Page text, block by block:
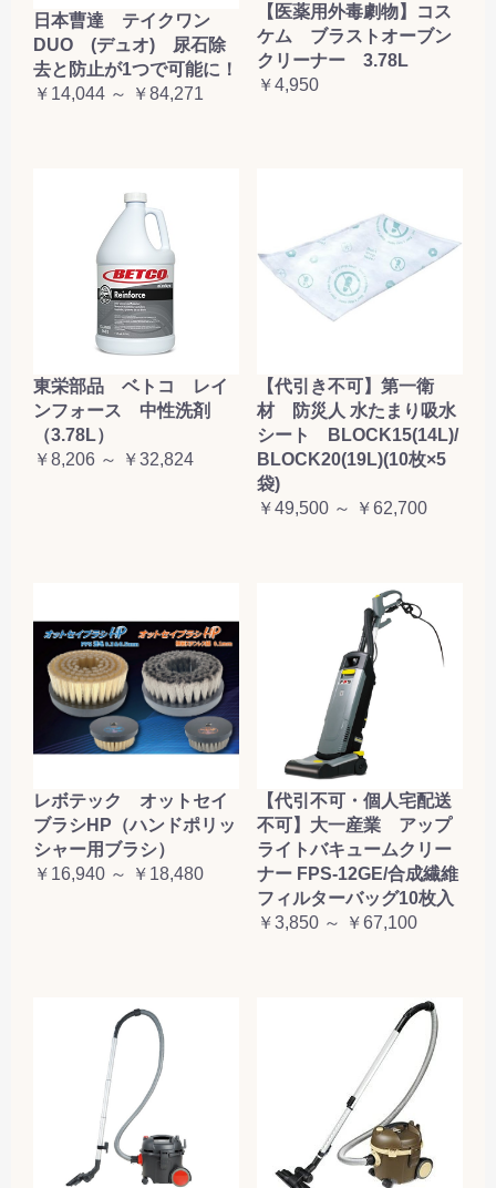
日本曹達 テイクワン
DUO (デュオ) 尿石除
去と防止が1つで可能に！
￥14,044 ～ ￥84,271
【医薬用外毒劇物】コス
ケム ブラストオーブン
クリーナー 3.78L
￥4,950
東栄部品 ベトコ レイ
ンフォース 中性洗剤
（3.78L）
￥8,206 ～ ￥32,824
【代引き不可】第一衛
材 防災人 水たまり吸水
シート BLOCK15(14L)/
BLOCK20(19L)(10枚×5
袋)
￥49,500 ～ ￥62,700
レボテック オットセイ
ブラシHP（ハンドポリッ
シャー用ブラシ）
￥16,940 ～ ￥18,480
【代引不可・個人宅配送
不可】大一産業 アップ
ライトバキュームクリー
ナー FPS-12GE/合成繊維
フィルターバッグ10枚入
￥3,850 ～ ￥67,100